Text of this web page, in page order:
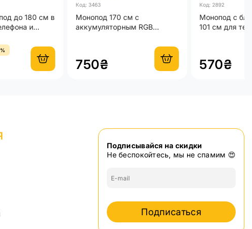
до 180 см в
и
и
Код: 3463
Монопод 170 см с
аккумуляторным RGB
монопод-штатив для фото и
750₴
Код: 2892
Монопод с
101 см для
570₴
Подписывайся на скидки
Не беспокойтесь, мы не спамим 😍
Подписаться